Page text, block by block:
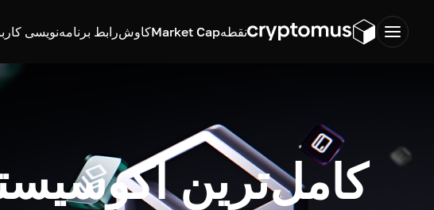
نقطهMarket Capکاوشرابط برنامه‌نویسی
کامل‌ترین